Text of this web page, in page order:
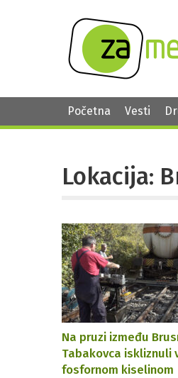
Početna Vesti
Lokacija:
Na pruzi između
Tabakovca iskliznuli
fosfornom kiselinom